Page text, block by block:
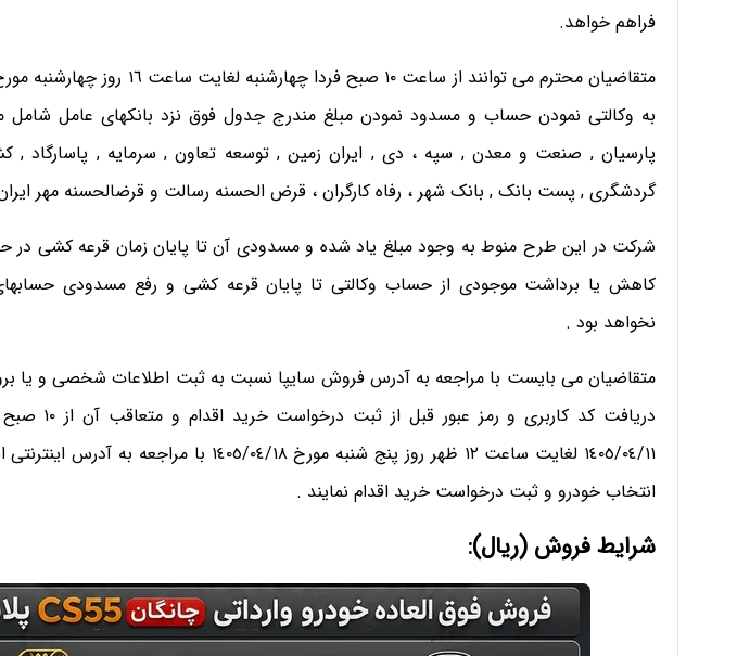
فراهم خواهد.
به وکالتی نمودن حساب و مسدود نمودن مبلغ مندرج جدول فوق نزد بانکهای عامل شامل
پارسیان , صنعت و معدن , سپه ، دی , ایران زمین , توسعه تعاون , سرمایه , پاسارگاد ,
گردشگری , پست بانک , بانک شهر ، رفاه کارگران ، قرض الحسنه رسالت و قرضالحسنه مهر ایران
شرکت در این طرح منوط به وجود مبلغ یاد شده و مسدودی آن تا پایان زمان قرعه کشی در
کاهش یا برداشت موجودی از حساب وکالتی تا پایان قرعه کشی و رفع مسدودی حسابهای
نخواهد بود .
متقاضیان می بایست با مراجعه به آدرس فروش سایپا نسبت به ثبت اطلاعات شخصی و یا
دریافت کد
١٤٠٥/٠٤/١١ لغایت ساعت ١٢ ظهر روز پنج شنبه مورخ ١٤٠٥/٠٤/١٨
انتخاب خودرو و ثبت درخواست خرید اقدام نمایند .
شرایط فروش (ریال):